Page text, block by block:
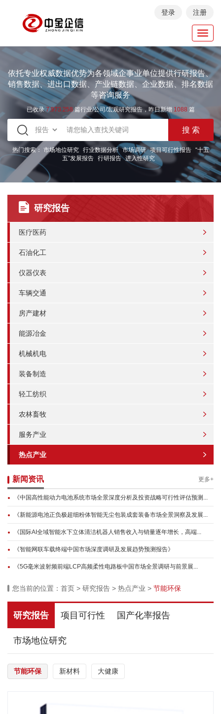
登录 注册
依托专业权威数据优势为各领域企事业单位提供行研报告、
销售数据、进出口数据、产业链数据、企业数据、排名数据
等咨询服务
已收录7.973.258篇行业/公司/宏观研究报告，昨日新增 1088 篇
热门搜索： 市场地位研究 行业数据分析 市场调研 项目可行性报告
“十五
五”发展报告 行研报告 进入性研究
研究报告
医疗医药
石油化工
仪器仪表
车辆交通
房产建材
能源冶金
机械机电
装备制造
轻工纺织
农林畜牧
服务产业
热点产业
新闻资讯 更多+
《中国高性能动力电池系统市场全景深度分析及投资战略可行性评估预测...
《新能源电池正负极超细粉体智能无尘包装成套装备市场全景洞察及发展...
《国际AI全域智能水下立体清洁机器人销售收入与销量逐年增长，高端...
《智能网联车载终端中国市场深度调研及发展趋势预测报告》
《5G毫米波射频前端LCP高频柔性电路板中国市场全景调研与前景展...
您当前的位置： 首页 > 研究报告 > 热点产业 > 节能环保
研究报告 项目可行性 国产化率报告
市场地位研究
节能环保 新材料 大健康